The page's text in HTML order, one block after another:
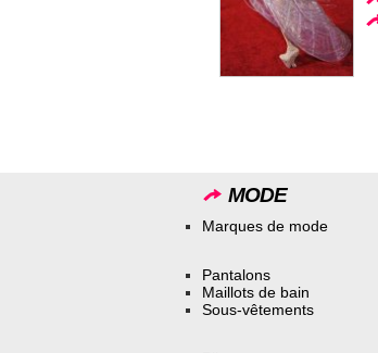
MODE
Marques de mode
Pantalons
Maillots de bain
Sous-vêtements